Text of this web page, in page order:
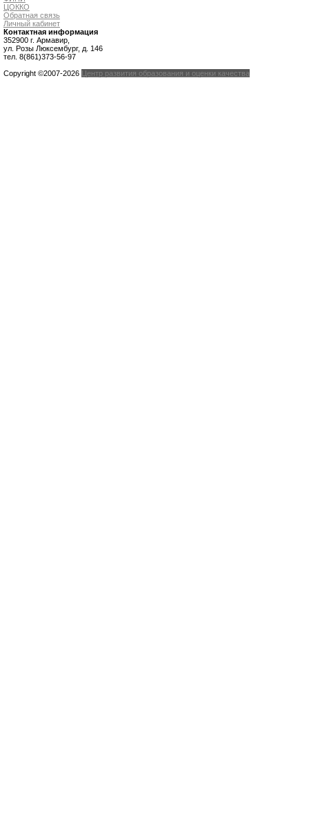
ЦОККО
Обратная связь
Личный кабинет
Контактная информация
352900 г. Армавир,
ул. Розы Люксембург, д. 146
тел. 8(861)373-56-97
Copyright ©2007-2026 Центр развития образования и оценки качества